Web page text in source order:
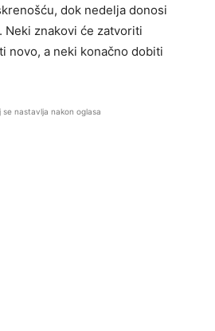
dok nedelja donosi
znakovi će zatvoriti
novo, a neki konačno dobiti
se nastavlja nakon oglasa